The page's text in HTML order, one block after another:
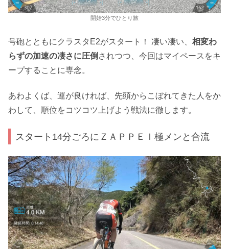
開始3分でひとり旅
号砲とともにクラスタE2がスタート！ 凄い凄い、 相変わ
らずの加速の凄さに圧倒 されつつ、今回はマイペースをキ
ープすることに専念。
あわよくば、運が良ければ、先頭からこぼれてきた人をか
わして、順位をコツコツ上げよう戦法に徹します。
スタート14分ごろにＺＡＰＰＥＩ極メンと合流